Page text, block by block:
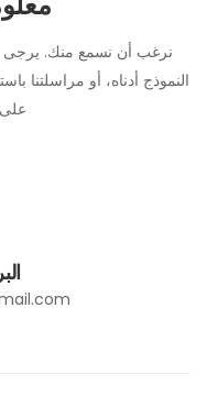
نرغب أن نسمع منك. يرجى
النموذج أدناه، أو مراسلتنا